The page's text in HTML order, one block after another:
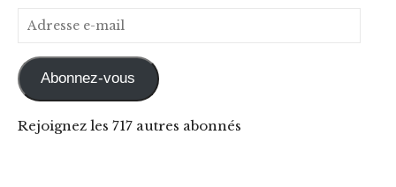
Adresse e-mail
Abonnez-vous
Rejoignez les 717 autres abonnés